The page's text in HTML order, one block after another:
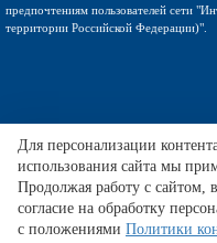
предпочтениям пользователей сети
территории Российской Федерации)".
Карточка тенниса - Джумхур,
Для персонализации
использования сайта мы
Продолжая работу с сайтом,
согласие на обработку
с положениями Политики